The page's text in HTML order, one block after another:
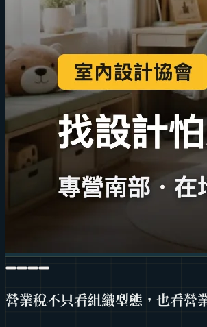
營業稅不只看組織型態，也看營